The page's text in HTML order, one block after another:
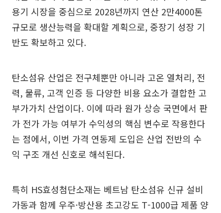
용기 시장을 중심으로 2028년까지 연산 2만4000톤
규모로 생산능력을 확대할 계획으로, 중장기 성장 기
반도 확보하고 있다.
탄소섬유 산업은 전구체뿐만 아니라 고온 열처리, 전
력, 물류, 고객 인증 등 다양한 비용 요소가 결합한 고
부가가치 산업이다. 이에 따라 원가 상승 국면에서 판
가 전가 가능 여부가 수익성의 핵심 변수로 작용한다
는 점에서, 이번 가격 연동제 도입은 산업 전반의 수
익 구조 개선 신호로 해석된다.
특히 HS효성첨단소재는 베트남 탄소섬유 신규 설비
가동과 함께 우주·방산용 초고강도 T-1000급 제품 양